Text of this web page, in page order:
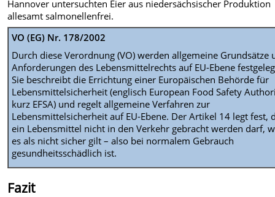
Hannover untersuchten Eier aus niedersächsischer Produktion
allesamt salmonellenfrei.
VO (EG) Nr. 178/2002
Durch diese Verordnung (VO) werden allgemeine Grundsätze
Anforderungen des Lebensmittelrechts auf EU-Ebene
Sie beschreibt die Errichtung einer Europäischen Behörde für
Lebensmittelsicherheit (englisch European Food Safety
kurz EFSA) und regelt allgemeine Verfahren zur
Lebensmittelsicherheit auf EU-Ebene. Der Artikel 14 legt fest,
ein Lebensmittel nicht in den Verkehr gebracht werden darf,
es als nicht sicher gilt – also bei normalem Gebrauch
gesundheitsschädlich ist.
Fazit